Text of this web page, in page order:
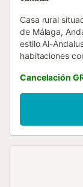
Casa rural
de Málaga,
estilo Al-
habitaciones
individuales
cuartos de
ducha. El
chimenea y la
usted pueda
Cancelación